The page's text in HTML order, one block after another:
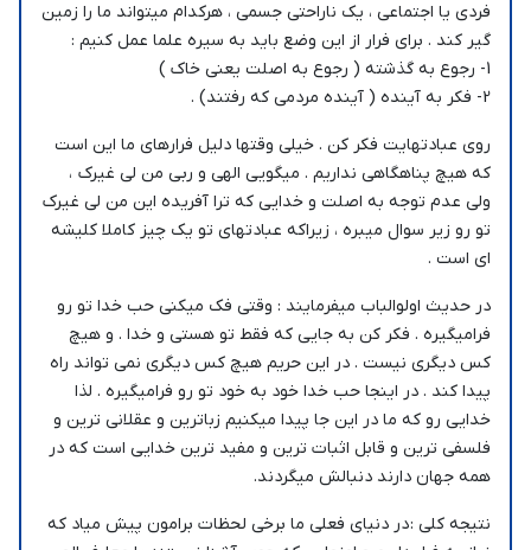
فردی یا اجتماعی ، یک ناراحتی جسمی ، هرکدام میتواند ما را زمین
گیر کند . برای فرار از این وضع باید به سیره علما عمل کنیم :
1- رجوع به گذشته ( رجوع به اصلت یعنی خاک )
2- فکر به آینده ( آینده مردمی که رفتند) .
روی عبادتهایت فکر کن . خیلی وقتها دلیل فرارهای ما این است
که هیچ پناهگاهی نداریم . میگویی الهی و ربی من لی غیرک ،
ولی عدم توجه به اصلت و خدایی که ترا آفریده این من لی غیرک
تو رو زیر سوال میبره ، زیراکه عبادتهای تو یک چیز کاملا کلیشه
ای است .
در حدیث اولوالباب میفرمایند : وقتی فک میکنی حب خدا تو رو
فرامیگیره . فکر کن به جایی که فقط تو هستی و خدا . و هیچ
کس دیگری نیست . در این حریم هیچ کس دیگری نمی تواند راه
پیدا کند . در اینجا حب خدا خود به خود تو رو فرامیگیره . لذا
خدایی رو که ما در این جا پیدا میکنیم زباترین و عقلانی ترین و
فلسفی ترین و قابل اثبات ترین و مفید ترین خدایی است که در
همه جهان دارند دنبالش میگردند.
نتیجه کلی : در دنیای فعلی ما برخی لحظات برامون پیش میاد که